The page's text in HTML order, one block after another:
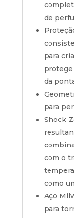
de
para
protege
da
para
Shock
com o
como
Aço
para